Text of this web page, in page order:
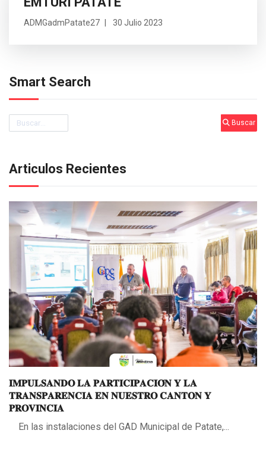
ADMGadmPatate27 30 Julio 2023
Smart Search
Buscar Buscar
Articulos Recientes
𝐈𝐌𝐏𝐔𝐋𝐒𝐀𝐍𝐃𝐎 𝐋𝐀 𝐏𝐀𝐑𝐓𝐈𝐂𝐈𝐏𝐀𝐂𝐈𝐎́𝐍 𝐘 𝐋𝐀
𝐓𝐑𝐀𝐍𝐒𝐏𝐀𝐑𝐄𝐍𝐂𝐈𝐀 𝐄𝐍 𝐍𝐔𝐄𝐒𝐓𝐑𝐎 𝐂𝐀𝐍𝐓𝐎𝐍 𝐘
𝐏𝐑𝐎𝐕𝐈𝐍𝐂𝐈𝐀
En las instalaciones del GAD Municipal de Patate,...